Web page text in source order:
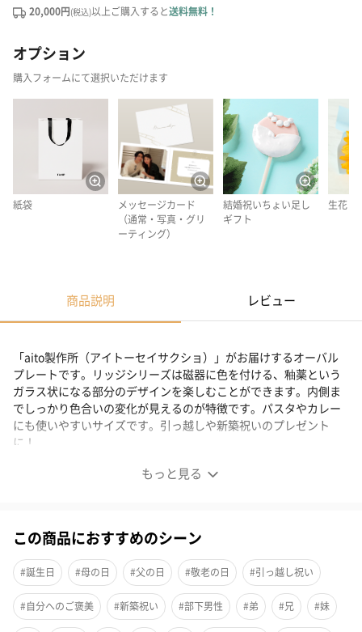
20,000円(税込)以上ご購入すると送料無料！
オプション
購入フォームにて選択いただけます
紙袋
メッセージカード
（通常・写真・グリ
ーティング）
結婚祝いちょい足し
ギフト
生花
商品説明 レビュー
もっと見る
「aito製作所（アイトーセイサクショ）」がお届けするオーバル
プレートです。リッジシリーズは磁器に色を付ける、釉薬という
ガラス状になる部分のデザインを楽しむことができます。内側ま
でしっかり色合いの変化が見えるのが特徴です。パスタやカレー
にも使いやすいサイズです。引っ越しや新築祝いのプレゼント
に！
釉薬の風合いを楽しむプレート
Rige（リッジ）シリーズは磁器に色を付ける、釉薬というガラス
状になる部分のデザインを楽しむことができる器です。山の稜線
を思わせる独特な形状から釉薬が流れ落ちる自然の美しさが人気
です。引っ越しや新築のお祝いにもおすすめです！
この商品におすすめのシーン
#誕生日 #母の日 #父の日 #敬老の日 #引っ越し祝い
#自分へのご褒美 #新築祝い #部下男性 #弟 #兄 #妹